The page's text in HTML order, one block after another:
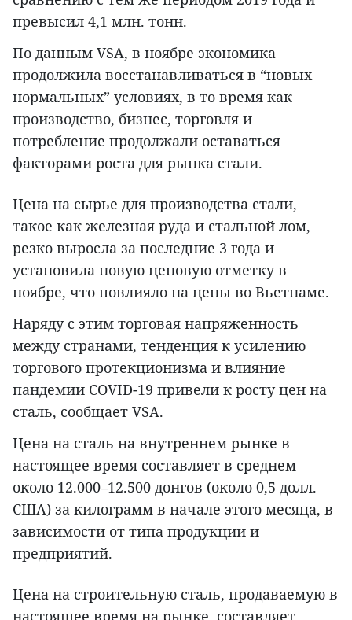
превысил 4,1 млн. тонн.
По данным VSA, в ноябре экономика
продолжила восстанавливаться в “новых
нормальных” условиях, в то время как
производство, бизнес, торговля и
потребление продолжали оставаться
факторами роста для рынка стали.
Цена на сырье для производства стали,
такое как железная руда и стальной лом,
резко выросла за последние 3 года и
установила новую ценовую отметку в
ноябре, что повлияло на цены во Вьетнаме.
Наряду с этим торговая напряженность
между странами, тенденция к усилению
торгового протекционизма и влияние
пандемии COVID-19 привели к росту цен на
сталь, сообщает VSA.
Цена на сталь на внутреннем рынке в
настоящее время составляет в среднем
около 12.000–12.500 донгов (около 0,5 долл.
США) за килограмм в начале этого месяца, в
зависимости от типа продукции и
предприятий.
Цена на строительную сталь, продаваемую в
настоящее время на рынке, составляет